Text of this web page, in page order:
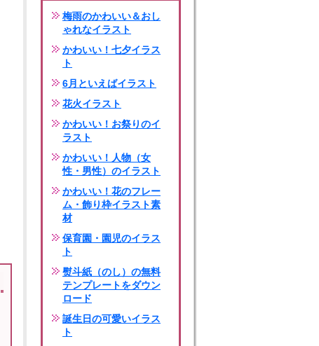
梅雨のかわいい＆おし
ゃれなイラスト
かわいい！七夕イラス
ト
6月といえばイラスト
花火イラスト
かわいい！お祭りのイ
ラスト
かわいい！人物（女
性・男性）のイラスト
かわいい！花のフレー
ム・飾り枠イラスト素
材
保育園・園児のイラス
ト
熨斗紙（のし）の無料
テンプレートをダウン
ロード
誕生日の可愛いイラス
ト